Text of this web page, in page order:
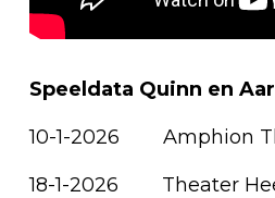
Speeldata Quinn en
10-1-2026 Amphion
18-1-2026 Theater